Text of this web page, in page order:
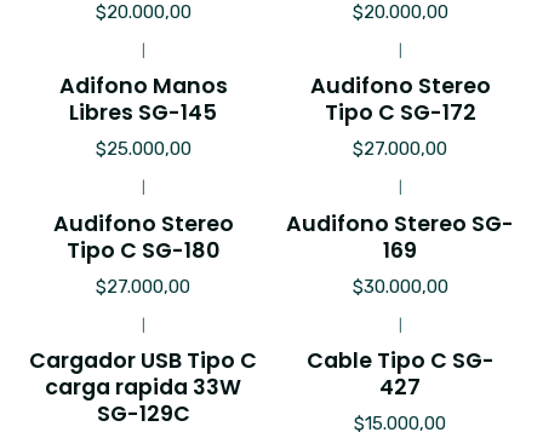
$20.000,00 $20.000,00
Adifono Manos
Libres SG-145
$25.000,00
Audifono Stereo
Tipo C SG-172
$27.000,00
Audifono Stereo
Tipo C SG-180
$27.000,00
Audifono Stereo SG-
169
$30.000,00
Cargador USB Tipo C
carga rapida 33W
SG-129C
Cable Tipo C SG-
427
$15.000,00